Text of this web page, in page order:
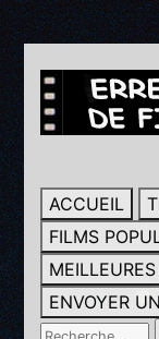
ACCUEIL
FILMS
ENVOYER